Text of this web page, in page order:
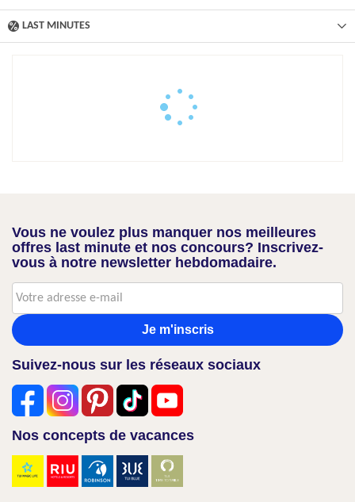
LAST MINUTES
Vous ne voulez plus manquer nos meilleures
offres last minute et nos concours? Inscrivez-
vous à notre newsletter hebdomadaire.
Je m'inscris
Suivez-nous sur les réseaux sociaux
Nos concepts de vacances